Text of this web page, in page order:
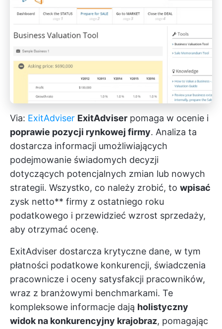
Via: ExitAdviser ExitAdviser pomaga w ocenie i
poprawie pozycji rynkowej firmy. Analiza ta
dostarcza informacji umożliwiających
podejmowanie świadomych decyzji
dotyczących potencjalnych zmian lub nowych
strategii. Wszystko, co należy zrobić, to wpisać
zysk netto** firmy z ostatniego roku
podatkowego i przewidzieć wzrost sprzedaży,
aby otrzymać ocenę.
ExitAdviser dostarcza krytyczne dane, w tym
płatności podatkowe konkurencji, świadczenia
pracownicze i oceny satysfakcji pracowników,
wraz z branżowymi benchmarkami. Te
kompleksowe informacje dają holistyczny
widok na konkurencyjny krajobraz, pomagając